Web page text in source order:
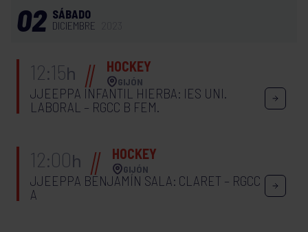
02 SÁBADO
DICIEMBRE
12:15h HOCKEY
GIJÓN
JJEEPPA INFANTIL HIERBA: IES UNI.
LABORAL – RGCC B FEM.
12:00h HOCKEY
GIJÓN
JJEEPPA BENJAMÍN SALA: CLARET – RGCC
A